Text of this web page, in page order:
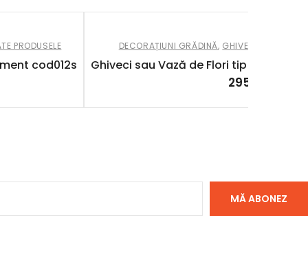
PRODUSELE
cod012s
DECORAȚIUNI GRĂDINĂ, GHIVECE
Ghiveci sau Vază de Flori tip butoi de
295.00
MĂ ABONEZ